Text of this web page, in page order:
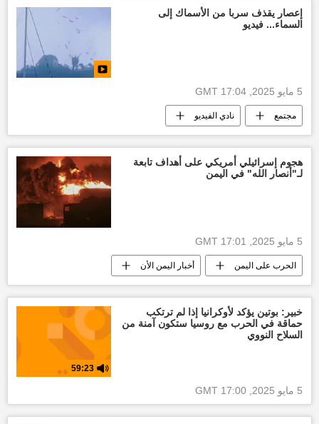
إعصار يقذف سربا من الأسماك إلى
السماء... فيديو
5 مايو 2025, 17:04 GMT
مجتمع نادي الفيديو
هجوم إسرائيلي أمريكي على أهداف تابعة
لـ"أنصار الله" في اليمن
5 مايو 2025, 17:01 GMT
الحرب على اليمن أخبار اليمن الأن
أنصار الله إسرائيل أخبار إسرائيل اليوم
أخبار العالم الآن العالم العربي
خبير: بوتين يؤكد لأوكرانيا إذا لم ترتكب
حماقة في الحرب مع روسيا ستكون آمنة من
السلاح النووي
59:23
5 مايو 2025, 17:00 GMT